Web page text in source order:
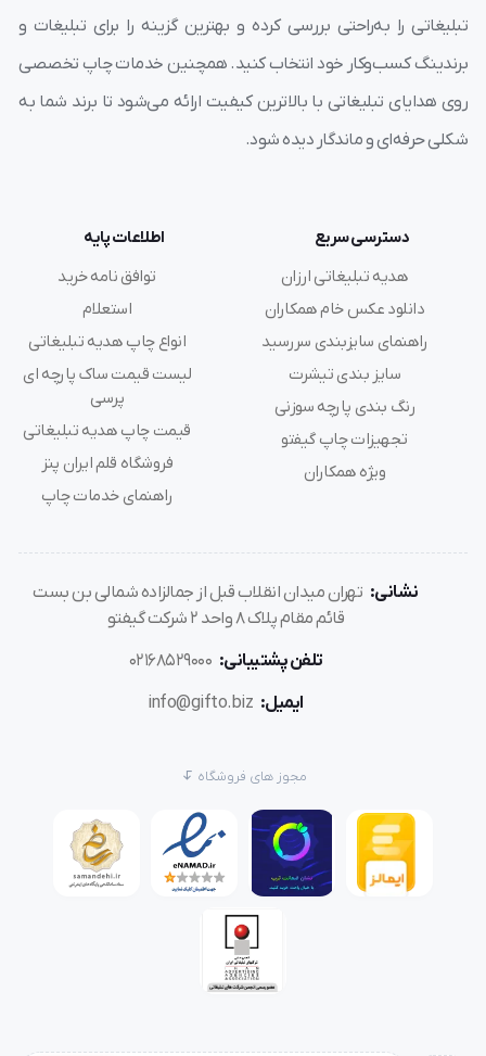
تبلیغاتی را به‌راحتی بررسی کرده و بهترین گزینه را برای تبلیغات و
برندینگ کسب‌وکار خود انتخاب کنید. همچنین خدمات چاپ تخصصی
روی هدایای تبلیغاتی با بالاترین کیفیت ارائه می‌شود تا برند شما به
شکلی حرفه‌ای و ماندگار دیده شود.
دسترسی سریع
هدیه تبلیغاتی ارزان
دانلود عکس خام همکاران
راهنمای سایزبندی سررسید
سایز بندی تیشرت
رنگ بندی پارچه سوزنی
تجهیزات چاپ گیفتو
ویژه همکاران
اطلاعات پایه
توافق نامه خرید
استعلام
انواع چاپ هدیه تبلیغاتی
لیست قیمت ساک پارچه ای
پرسی
قیمت چاپ هدیه تبلیغاتی
فروشگاه قلم ایران پنز
راهنمای خدمات چاپ
نشانی: تهران میدان انقلاب قبل از جمالزاده شمالی بن بست
قائم مقام پلاک 8 واحد 2 شرکت گیفتو
تلفن پشتیبانی: 02168529000
ایمیل: info@gifto.biz
مجوز های فروشگاه